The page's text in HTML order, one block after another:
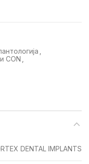
CON
DENTAL IMPLANTS